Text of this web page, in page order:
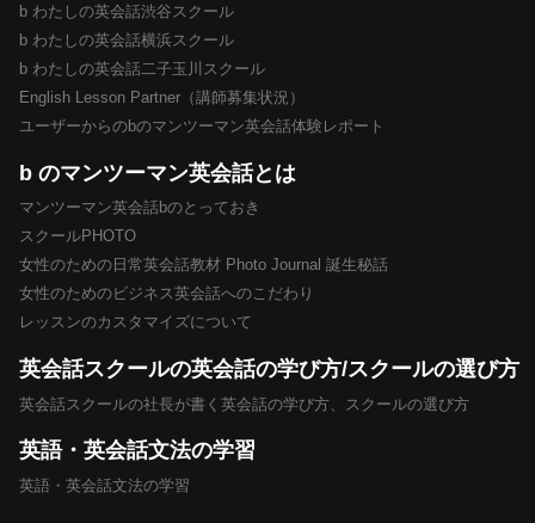
b わたしの英会話渋谷スクール
b わたしの英会話横浜スクール
b わたしの英会話二子玉川スクール
English Lesson Partner（講師募集状況）
ユーザーからのbのマンツーマン英会話体験レポート
b のマンツーマン英会話とは
マンツーマン英会話bのとっておき
スクールPHOTO
女性のための日常英会話教材 Photo Journal 誕生秘話
女性のためのビジネス英会話へのこだわり
レッスンのカスタマイズについて
英会話スクールの英会話の学び方/スクールの選び方
英会話スクールの社長が書く英会話の学び方、スクールの選び方
英語・英会話文法の学習
英語・英会話文法の学習